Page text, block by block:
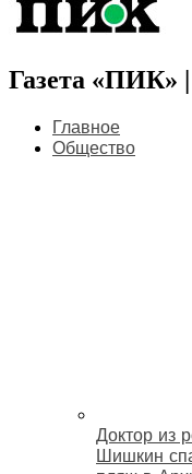
Газета «ПИК»
Главное
Общество
Доктор из
Шишкин